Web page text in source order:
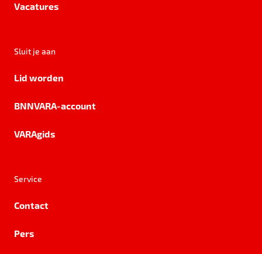
Vacatures
Sluit je aan
Lid worden
BNNVARA-account
VARAgids
Service
Contact
Pers